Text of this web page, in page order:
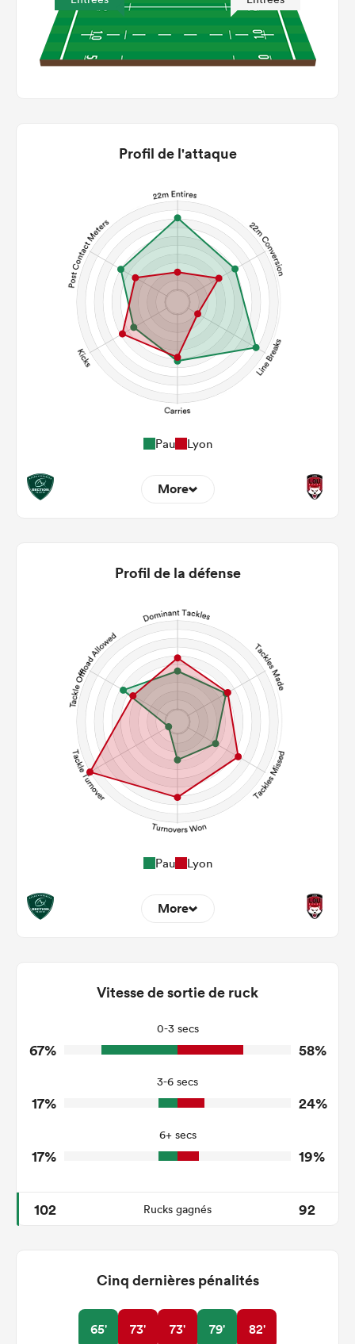
Profil de l'attaque
Pau Lyon
More
22m Conversion
Carries
Kicks
Post Contact Meters
Profil de la défense
Pau Lyon
More
Tackles Made
Tackles Missed
3
7
0
2
Tackle Offload Allowed
Vitesse de sortie de ruck
0-3 secs
67% 58%
3-6 secs
17% 24%
6+ secs
17% 19%
102 Rucks gagnés 92
Cinq dernières pénalités
65' 73' 73' 79' 82'